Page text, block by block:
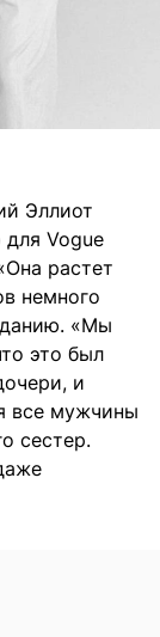
Эллиот
Vogue
растет
немного
«Мы
это был
и
все мужчины
сестер.